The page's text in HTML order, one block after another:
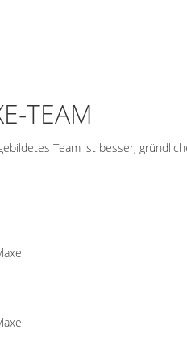
TEAM
Team ist besser,